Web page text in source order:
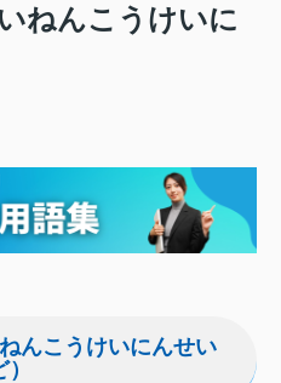
ねんこうけいに
んこうけいにんせい
）